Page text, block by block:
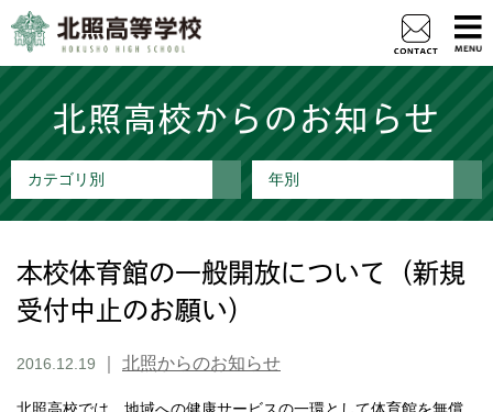
北照高校からのお知らせ
カテゴリ別 年別
本校体育館の一般開放について（新規
受付中止のお願い）
2016.12.19 北照からのお知らせ